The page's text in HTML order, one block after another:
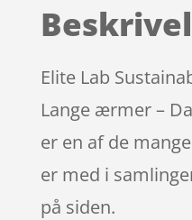
på
mmelser
Elite Lab
Lange ærmer –
er en af de
er med i
på siden.